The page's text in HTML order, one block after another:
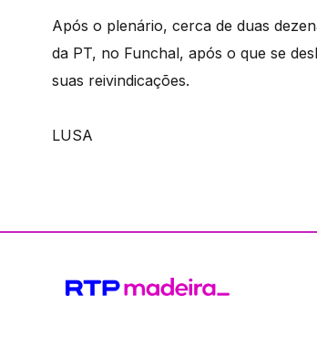
Após o plenário, cerca de duas
da PT, no Funchal, após o que se
suas reivindicações.
LUSA